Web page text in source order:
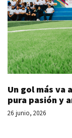
Un gol más va
pura pasión y
26 junio, 2026